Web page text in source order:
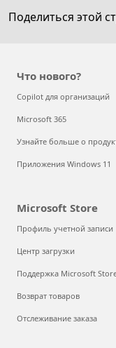
Как раскрыть
дополненной
Как спасти
климата
финансистов
Power On: The
Поделиться этой
Что нового?
Copilot для организаций
Microsoft 365
Узнайте больше о
Приложения Windows 11
Microsoft Store
Профиль учетной записи
Центр загрузки
Поддержка Microsoft
Возврат товаров
Отслеживание заказа